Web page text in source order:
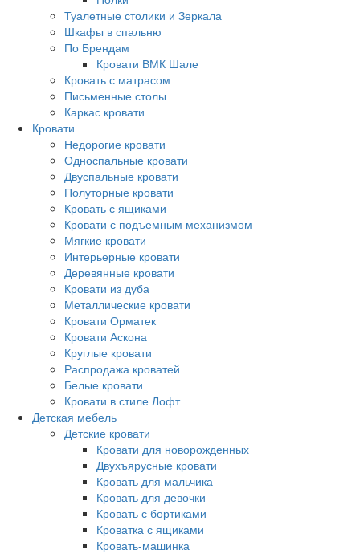
Туалетные столики и Зеркала
Шкафы в спальню
По Брендам
Кровати ВМК Шале
Кровать с матрасом
Письменные столы
Каркас кровати
Кровати
Недорогие кровати
Односпальные кровати
Двуспальные кровати
Полуторные кровати
Кровать с ящиками
Кровати с подъемным механизмом
Мягкие кровати
Интерьерные кровати
Деревянные кровати
Кровати из дуба
Металлические кровати
Кровати Орматек
Кровати Аскона
Круглые кровати
Распродажа кроватей
Белые кровати
Кровати в стиле Лофт
Детская мебель
Детские кровати
Кровати для новорожденных
Двухъярусные кровати
Кровать для мальчика
Кровать для девочки
Кровать с бортиками
Кроватка с ящиками
Кровать-машинка